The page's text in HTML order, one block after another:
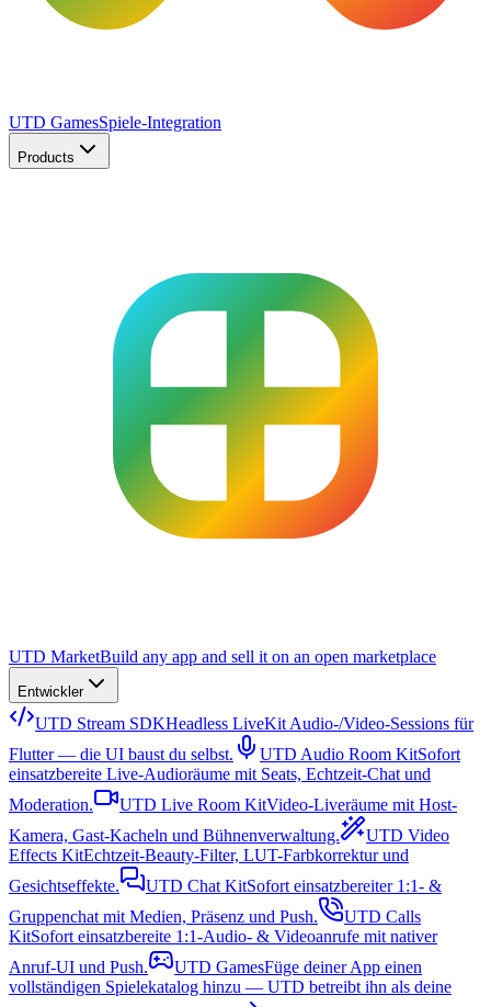
UTD GamesSpiele-Integration
Products
UTD MarketBuild any app and sell it on an open marketplace
Entwickler
UTD Stream SDKHeadless LiveKit Audio-/Video-Sessions für
Flutter — die UI baust du selbst.
UTD Audio Room KitSofort
einsatzbereite Live-Audioräume mit Seats, Echtzeit-Chat und
Moderation.
UTD Live Room KitVideo-Liveräume mit Host-
Kamera, Gast-Kacheln und Bühnenverwaltung.
UTD Video
Effects KitEchtzeit-Beauty-Filter, LUT-Farbkorrektur und
Gesichtseffekte.
UTD Chat KitSofort einsatzbereiter 1:1- &
Gruppenchat mit Medien, Präsenz und Push.
UTD Calls
KitSofort einsatzbereite 1:1-Audio- & Videoanrufe mit nativer
Anruf-UI und Push.
UTD GamesFüge deiner App einen
vollständigen Spielekatalog hinzu — UTD betreibt ihn als deine